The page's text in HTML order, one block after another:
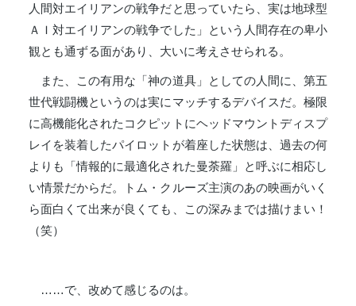
人間対エイリアンの戦争だと思っていたら、実は地球型
ＡＩ対エイリアンの戦争でした」という人間存在の卑小
観とも通ずる面があり、大いに考えさせられる。
また、この有用な「神の道具」としての人間に、第五
世代戦闘機というのは実にマッチするデバイスだ。極限
に高機能化されたコクピットにヘッドマウントディスプ
レイを装着したパイロットが着座した状態は、過去の何
よりも「情報的に最適化された曼荼羅」と呼ぶに相応し
い情景だからだ。トム・クルーズ主演のあの映画がいく
ら面白くて出来が良くても、この深みまでは描けまい！
（笑）
……で、改めて感じるのは。